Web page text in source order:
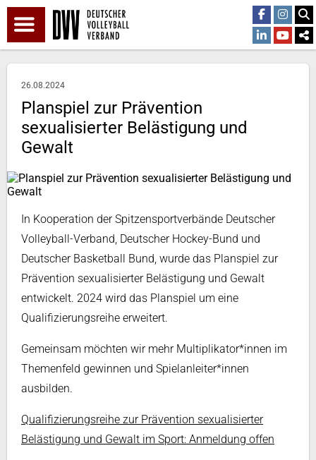
26.08.2024
Planspiel zur Prävention
sexualisierter Belästigung und
Gewalt
In Kooperation der Spitzensportverbände Deutscher
Volleyball-Verband, Deutscher Hockey-Bund und
Deutscher Basketball Bund, wurde das Planspiel zur
Prävention sexualisierter Belästigung und Gewalt
entwickelt. 2024 wird das Planspiel um eine
Qualifizierungsreihe erweitert.
Gemeinsam möchten wir mehr Multiplikator*innen im
Themenfeld gewinnen und Spielanleiter*innen
ausbilden.
Qualifizierungsreihe zur Prävention sexualisierter
Belästigung und Gewalt im Sport: Anmeldung offen